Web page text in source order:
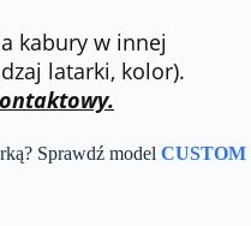
kabury w innej
latarki, kolor).
Sprawdź model CUSTOM